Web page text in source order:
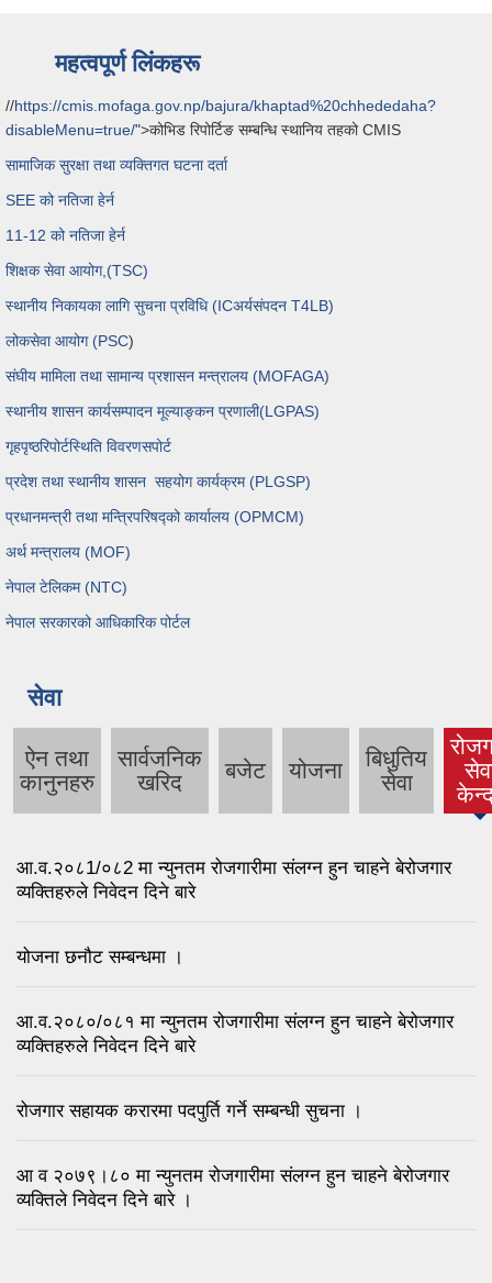
महत्वपूर्ण लिंकहरू
//https://cmis.mofaga.gov.np/bajura/khaptad%20chhededaha?
disableMenu=true/">कोभिड रिपोर्टिङ सम्बन्धि स्थानिय तहको CMIS
सामाजिक सुरक्षा तथा व्यक्तिगत घटना दर्ता
SEE को नतिजा हेर्न
11-12 को नतिजा हेर्न
शिक्षक सेवा आयोग,(TSC)
स्थानीय निकायका लागि सुचना प्रविधि (ICअर्यसंपदन T4LB)
लोकसेवा आयोग (PSC)
संघीय मामिला तथा सामान्य प्रशासन मन्त्रालय (MOFAGA)
स्थानीय शासन कार्यसम्पादन मूल्याङ्कन प्रणाली(LGPAS)
गृहपृष्ठरिपोर्टस्थिति विवरणसपोर्ट
प्रदेश तथा स्थानीय शासन सहयोग कार्यक्रम (PLGSP)
प्रधानमन्त्री तथा मन्त्रिपरिषद्को कार्यालय (OPMCM)
अर्थ मन्त्रालय (MOF)
नेपाल टेलिकम (NTC)
नेपाल सरकारको आधिकारिक पोर्टल
सेवा
ऐन तथा
कानुनहरु
सार्वजनिक
खरिद
बजेट योजना
बिधुतिय
सेवा
आ.व.२०८1/०८2 मा न्युनतम रोजगारीमा संलग्न हुन चाहने बेरोजगार
व्यक्तिहरुले निवेदन दिने बारे
योजना छनौट सम्बन्धमा ।
आ.व.२०८०/०८१ मा न्युनतम रोजगारीमा संलग्न हुन चाहने बेरोजगार
व्यक्तिहरुले निवेदन दिने बारे
रोजगार सहायक करारमा पदपुर्ति गर्ने सम्बन्धी सुचना ।
आ व २०७९।८० मा न्युनतम रोजगारीमा संलग्न हुन चाहने बेरोजगार
व्यक्तिले निवेदन दिने बारे ।